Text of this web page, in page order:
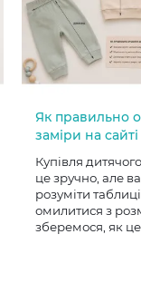
Як правильно
заміри на сайті
Купівля
це зручно, але
розуміти
омилитися з
зберемося, як